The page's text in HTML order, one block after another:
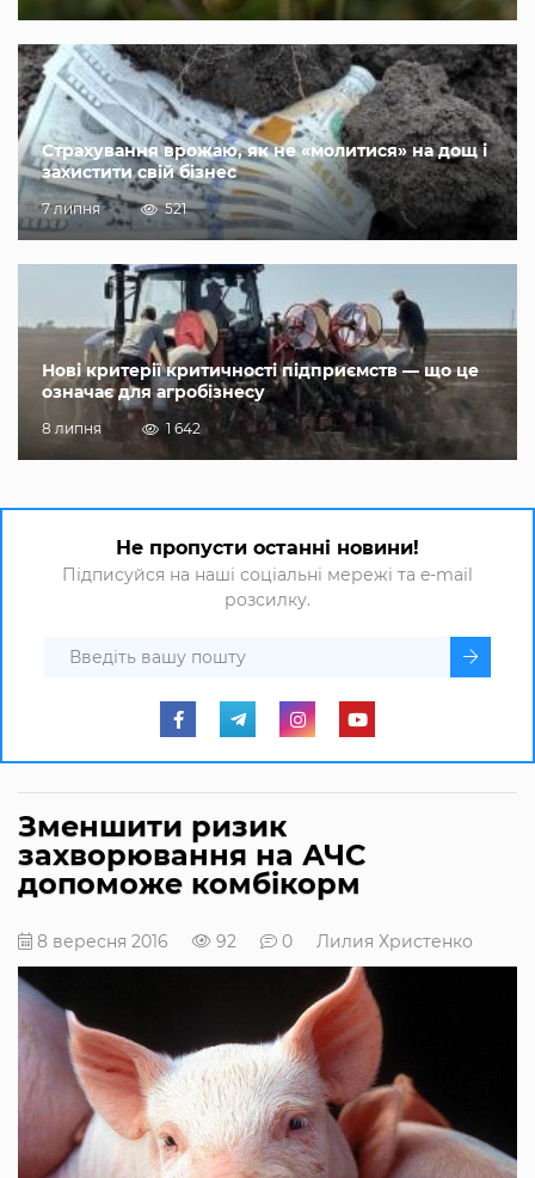
Страхування врожаю, як не «молитися» на дощ і
захистити свій бізнес
7 липня 521
Нові критерії критичності підприємств — що це
означає для агробізнесу
8 липня 1 642
Не пропусти останні новини!
Підписуйся на наші соціальні мережі та e-mail
розсилку.
Зменшити ризик
захворювання на АЧС
допоможе комбікорм
8 вересня 2016 92 0 Лилия Христенко